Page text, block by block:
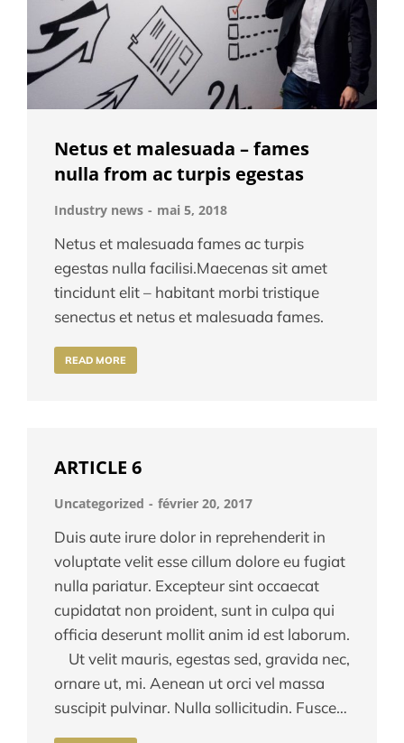
Netus et malesuada – fames
nulla from ac turpis egestas
Industry news mai 5, 2018
Netus et malesuada fames ac turpis
egestas nulla facilisi.Maecenas sit amet
tincidunt elit – habitant morbi tristique
senectus et netus et malesuada fames.
READ MORE
ARTICLE 6
Uncategorized février 20, 2017
Duis aute irure dolor in reprehenderit in
voluptate velit esse cillum dolore eu fugiat
nulla pariatur. Excepteur sint occaecat
cupidatat non proident, sunt in culpa qui
officia deserunt mollit anim id est laborum.
Ut velit mauris, egestas sed, gravida nec,
ornare ut, mi. Aenean ut orci vel massa
suscipit pulvinar. Nulla sollicitudin. Fusce…